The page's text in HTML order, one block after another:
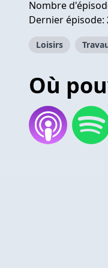
Nombre
Dernier épisode:
Loisirs
Où